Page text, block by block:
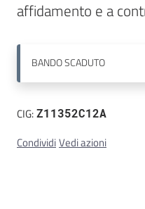
Contatti
BANDOSCADUTO
CIG:Z11352C12A
CondividiVedi azioni